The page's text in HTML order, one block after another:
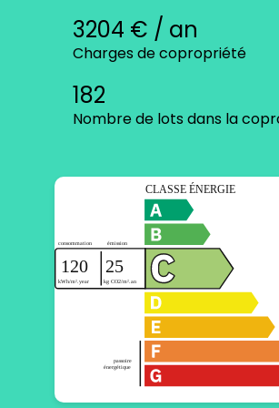
3204 € / an
Charges de copropriété
182
Nombre de lots dans la